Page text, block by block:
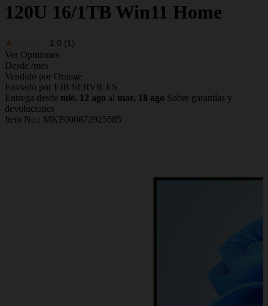
120U 16/1TB Win11 Home
1.0 (1)
Ver Opiniones
Desde /mes
Vendido por Orange
Enviado por EIB SERVICES
Entrega desde mié, 12 ago al mar, 18 ago Sobre garantías y
devoluciones
Item No.; MKP000872925585